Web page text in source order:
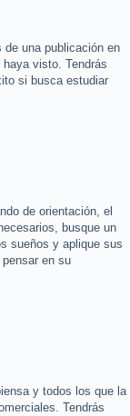
de una publicación en
visto. Tendrás
si busca estudiar
de orientación, el
busque un
sueños y aplique sus
en su
y todos los que la
Tendrás